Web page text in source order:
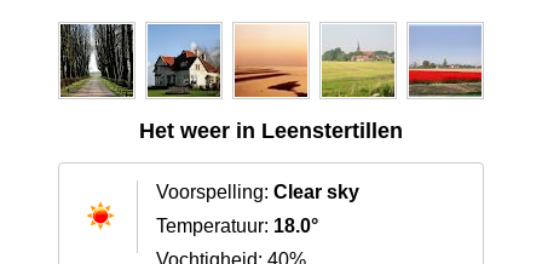
Het weer in Leenstertillen‎
Voorspelling: Clear sky
Temperatuur: 18.0°